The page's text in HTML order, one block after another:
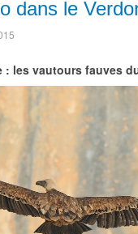
dans le
: les vautours fauves